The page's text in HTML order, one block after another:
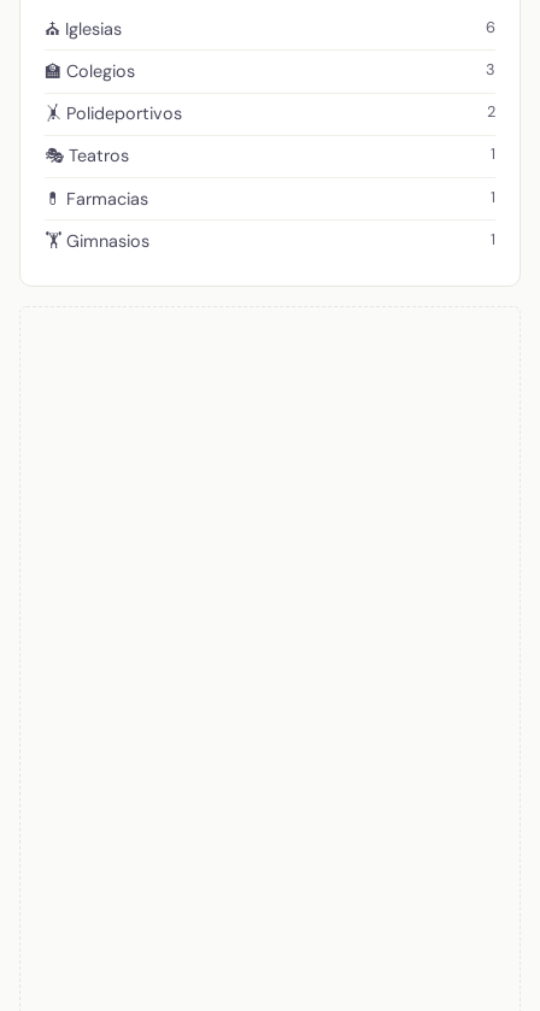
⛪ Iglesias 6
🏫 Colegios 3
🤸 Polideportivos 2
🎭 Teatros 1
💊 Farmacias 1
🏋️ Gimnasios 1